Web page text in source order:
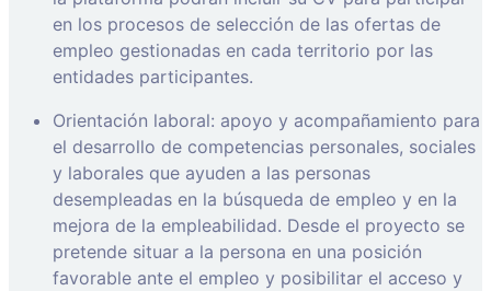
en los procesos de selección de las ofertas de
empleo gestionadas en cada territorio por las
entidades participantes.
Orientación laboral: apoyo y acompañamiento para
el desarrollo de competencias personales, sociales
y laborales que ayuden a las personas
desempleadas en la búsqueda de empleo y en la
mejora de la empleabilidad. Desde el proyecto se
pretende situar a la persona en una posición
favorable ante el empleo y posibilitar el acceso y